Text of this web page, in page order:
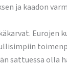
ja kaadon
Eurojen
sattuessa olla